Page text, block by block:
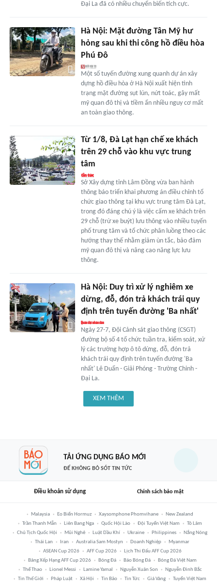
Đại La đã có nhiều chuyển biến tích cực.
Hà Nội: Mặt đường Tân Mỹ hư
hỏng sau khi thi công hồ điều hòa
Phú Đô
Một số tuyến đường xung quanh dự án xây
dựng hồ điều hòa ở Hà Nội xuất hiện tình
trạng mặt đường sụt lún, nứt toác, gây mất
mỹ quan đô thị và tiềm ẩn nhiều nguy cơ mất
an toàn giao thông.
Từ 1/8, Đà Lạt hạn chế xe khách
trên 29 chỗ vào khu vực trung
tâm
Sở Xây dựng tỉnh Lâm Đồng vừa ban hành
thông báo triển khai phương án điều chỉnh tổ
chức giao thông tại khu vực trung tâm Đà Lạt,
trong đó đáng chú ý là việc cấm xe khách trên
29 chỗ (trừ xe buýt) lưu thông vào nhiều tuyến
phố trung tâm và tổ chức phân luồng theo các
hướng thay thế nhằm giảm ùn tắc, bảo đảm
mỹ quan đô thị và nâng cao năng lực lưu
thông.
Hà Nội: Duy trì xử lý nghiêm xe
dừng, đỗ, đón trả khách trái quy
định trên tuyến đường 'Ba nhất'
Ngày 27-7, Đội Cảnh sát giao thông (CSGT)
đường bộ số 4 tổ chức tuần tra, kiểm soát, xử
lý các trường hợp ô tô dừng, đỗ, đón trả
khách trái quy định trên tuyến đường 'Ba
nhất' Lê Duẩn - Giải Phóng - Trường Chinh -
Đại La.
XEM THÊM
TẢI ỨNG DỤNG BÁO MỚI
ĐỂ KHÔNG BỎ SÓT TIN TỨC
Điều khoản sử dụng Chính sách bảo mật
Malaysia Eo Biển Hormuz Xaysomphone Phomvihane
New Zealand
Trần Thanh Mẫn
Liên Bang Nga Quốc Hội Lào Đội Tuyển Việt Nam
Tô Lâm
Chủ Tịch Quốc Hội
Mũi Nghê Luật Dầu Khí Ukraine Philippines
Nắng Nóng
Thái Lan
Iran Australia Sam Mostyn Doanh Nghiệp
Myanmar
ASEAN Cup 2026
AFF Cup 2026
Lịch Thi Đấu AFF Cup 2026
Bảng Xếp Hạng AFF Cup 2026
Bóng Đá Báo Bóng Đá
Bóng Đá Việt Nam
Thể Thao
Lionel Messi Lamine Yamal Nguyễn Xuân Son
Nguyễn Đình Bắc
Tin Thế Giới
Pháp Luật Xã Hội Tin Bão Tin Tức Giá Vàng Tuyển Việt Nam